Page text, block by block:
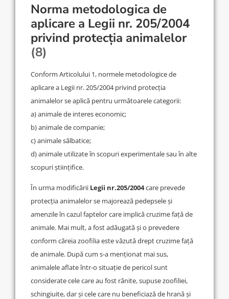
Norma metodologica de
aplicare a Legii nr. 205/2004
privind protecția animalelor
(8)
Conform Articolului 1, normele metodologice de
aplicare a Legii nr. 205/2004 privind protecția
animalelor se aplică pentru următoarele categorii:
a) animale de interes economic;
b) animale de companie;
c) animale sălbatice;
d) animale utilizate în scopuri experimentale sau în alte
scopuri științifice.
În urma modificării Legii nr.205/2004care prevede
protecția animalelor se majorează pedepsele și
amenzile în cazul faptelor care implică cruzime față de
animale. Mai mult, a fost adăugată și o prevedere
conform căreia zoofilia este văzută drept cruzime față
de animale. După cum s-a menționat mai sus,
animalele aflate într-o situație de pericol sunt
considerate cele care au fost rănite, supuse zoofiliei,
schingiuite, dar și cele care nu beneficiază de hrană și